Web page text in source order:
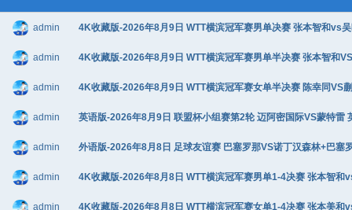
admin 4K收藏版-2026年8月9日 WTT横滨冠军赛男单决赛 张本智和vs
admin 4K收藏版-2026年8月9日 WTT横滨冠军赛男单半决赛 张本智和
admin 4K收藏版-2026年8月9日 WTT横滨冠军赛女单半决赛 陈幸同VS
admin 英语版-2026年8月9日 联盟杯小组赛第2轮 迈阿密国际VS蒙特雷
admin 外语版-2026年8月8日 足球友谊赛 巴塞罗那VS诺丁汉森林+巴
admin 4K收藏版-2026年8月8日 WTT横滨冠军赛男单1-4决赛 张本智
admin 4K收藏版-2026年8月8日 WTT横滨冠军赛女单1-4决赛 张本美